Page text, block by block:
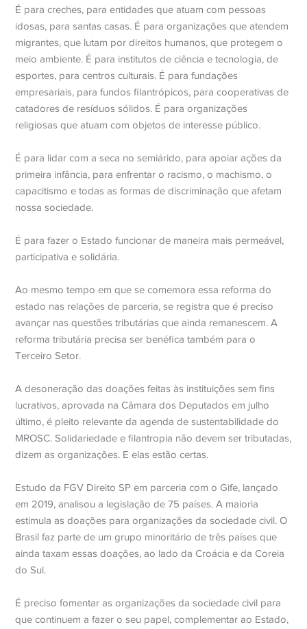
É para creches, para entidades que atuam com pessoas
idosas, para santas casas. É para organizações que atendem
migrantes, que lutam por direitos humanos, que protegem o
meio ambiente. É para institutos de ciência e tecnologia, de
esportes, para centros culturais. É para fundações
empresariais, para fundos filantrópicos, para cooperativas de
catadores de resíduos sólidos. É para organizações
religiosas que atuam com objetos de interesse público.
É para lidar com a seca no semiárido, para apoiar ações da
primeira infância, para enfrentar o racismo, o machismo, o
capacitismo e todas as formas de discriminação que afetam
nossa sociedade.
É para fazer o Estado funcionar de maneira mais permeável,
participativa e solidária.
Ao mesmo tempo em que se comemora essa reforma do
estado nas relações de parceria, se registra que é preciso
avançar nas questões tributárias que ainda remanescem. A
reforma tributária precisa ser benéfica também para o
Terceiro Setor.
A desoneração das doações feitas às instituições sem fins
lucrativos, aprovada na Câmara dos Deputados em julho
último, é pleito relevante da agenda de sustentabilidade do
MROSC. Solidariedade e filantropia não devem ser tributadas,
dizem as organizações. E elas estão certas.
Estudo da FGV Direito SP em parceria com o Gife, lançado
em 2019, analisou a legislação de 75 países. A maioria
estimula as doações para organizações da sociedade civil. O
Brasil faz parte de um grupo minoritário de três países que
ainda taxam essas doações, ao lado da Croácia e da Coreia
do Sul.
É preciso fomentar as organizações da sociedade civil para
que continuem a fazer o seu papel, complementar ao Estado,